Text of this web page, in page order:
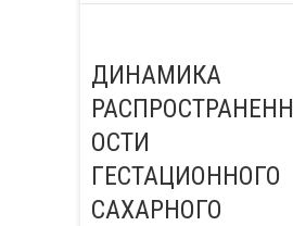
ДИНАМИКА
РАСПРОСТРАНЕНН
ОСТИ
ГЕСТАЦИОННОГО
САХАРНОГО